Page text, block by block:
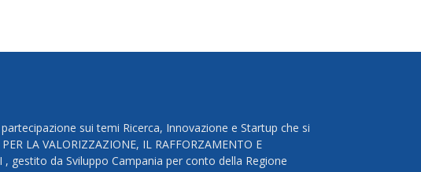
sui temi Ricerca, Innovazione e Startup che si
LA VALORIZZAZIONE, IL RAFFORZAMENTO E
, gestito da Sviluppo Campania per conto della Regione